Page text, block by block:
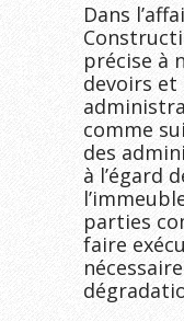
Dans
précise à
devoirs et
comme
des
à l’égard
parties
faire